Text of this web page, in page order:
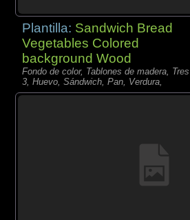
Plantilla: Sandwich Bread
Vegetables Colored
background Wood
Fondo de color, Tablones de madera, Tres
3, Huevo, Sándwich, Pan, Verdura,